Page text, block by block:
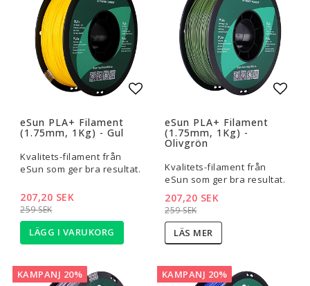
eSun PLA+ Filament
(1.75mm, 1Kg) - Gul
Kvalitets-filament från
eSun som ger bra resultat.
259 SEK
207,20 SEK
LÄGG I VARUKORG
eSun PLA+ Filament
(1.75mm, 1Kg) -
Olivgrön
Kvalitets-filament från
eSun som ger bra resultat.
259 SEK
207,20 SEK
LÄS MER
KAMPANJ 20% KAMPANJ 20%